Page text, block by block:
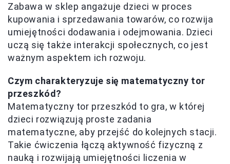
Zabawa w sklep angażuje dzieci w proces
kupowania i sprzedawania towarów, co rozwija
umiejętności dodawania i odejmowania. Dzieci
uczą się także interakcji społecznych, co jest
ważnym aspektem ich rozwoju.
Czym charakteryzuje się matematyczny tor
przeszkód?
Matematyczny tor przeszkód to gra, w której
dzieci rozwiązują proste zadania
matematyczne, aby przejść do kolejnych stacji.
Takie ćwiczenia łączą aktywność fizyczną z
nauką i rozwijają umiejętności liczenia w